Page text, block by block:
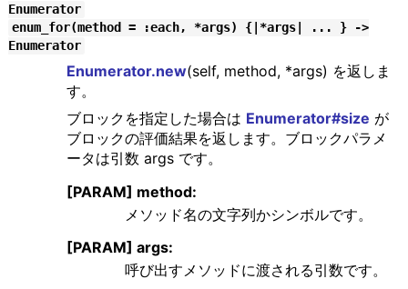
Enumerator
enum_for(method = :each, *args) {|*args| ... } ->
Enumerator
Enumerator.new(self, method, *args) を返しま
す。
ブロックを指定した場合は Enumerator#size が
ブロックの評価結果を返します。ブロックパラメ
ータは引数 args です。
[PARAM] method:
メソッド名の文字列かシンボルです。
[PARAM] args:
呼び出すメソッドに渡される引数です。